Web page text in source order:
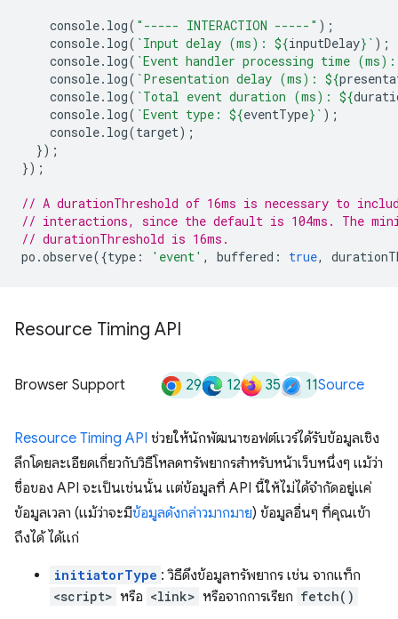
console. log( "----- INTERACTION -----" );
console. log( `Input delay (ms): ${inputDelay} ` );
console. log( `Event handler processing time
console. log( `Presentation delay (ms): ${
console. log( `Total event duration (ms): ${
console. log( `Event type: ${eventType} ` );
console. log(target);
});
});
// A durationThreshold of 16ms is necessary to
// interactions, since the default is 104ms. The
// durationThreshold is 16ms.
po .observe({type : 'event' , buffered : true,
Resource Timing API
Browser Support 29 12 35 11Source
Resource Timing API ช่วยให้นักพัฒนาซอฟต์แวร์ได้รับข้อมูลเชิง
ลึกโดยละเอียดเกี่ยวกับวิธีโหลดทรัพยากรสำหรับหน้าเว็บหนึ่งๆ แม้ว่า
ชื่อของ API จะเป็นเช่นนั้น แต่ข้อมูลที่ API นี้ให้ไม่ได้จำกัดอยู่แค่
ข้อมูลเวลา (แม้ว่าจะมีข้อมูลดังกล่าวมากมาย) ข้อมูลอื่นๆ ที่คุณเข้า
ถึงได้ ได้แก่
initiatorType : วิธีดึงข้อมูลทรัพยากร เช่น จากแท็ก
<script> หรือ <link> หรือจากการเรียก fetch()